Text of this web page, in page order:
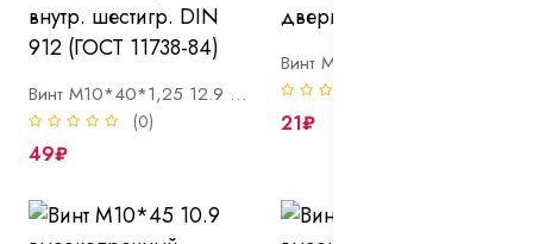
Винт М10*40*1,25 12.9 высокопрочный с внутр. шестигр. DIN 912 (ГОСТ 11738-84)
(0)
49₽
21₽